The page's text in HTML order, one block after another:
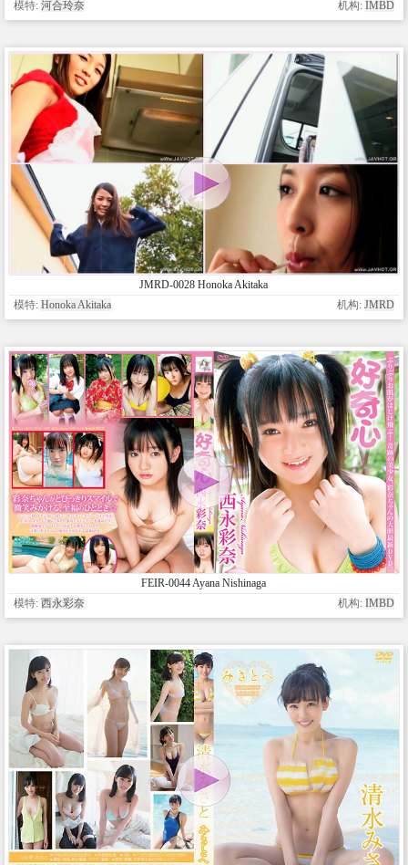
模特: 河合玲奈 机构: IMBD
JMRD-0028 Honoka Akitaka
模特: Honoka Akitaka 机构: JMRD
FEIR-0044 Ayana Nishinaga
模特: 西永彩奈 机构: IMBD